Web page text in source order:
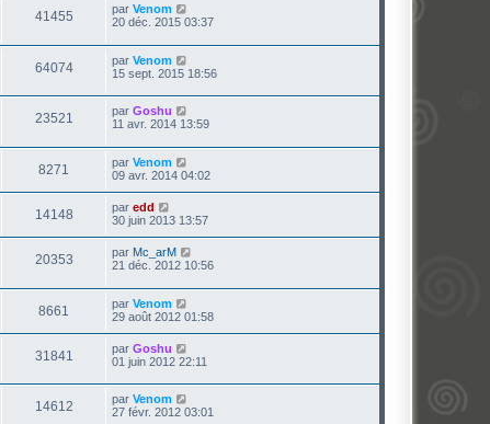
41455 par Venom
20 déc. 2015 03:37
64074 par Venom
15 sept. 2015 18:56
23521 par Goshu
11 avr. 2014 13:59
8271 par Venom
09 avr. 2014 04:02
14148 par edd
30 juin 2013 13:57
20353 par Mc_arM
21 déc. 2012 10:56
8661 par Venom
29 août 2012 01:58
31841 par Goshu
01 juin 2012 22:11
14612 par Venom
27 févr. 2012 03:01